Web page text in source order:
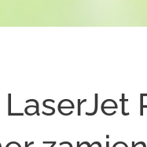
LaserJet